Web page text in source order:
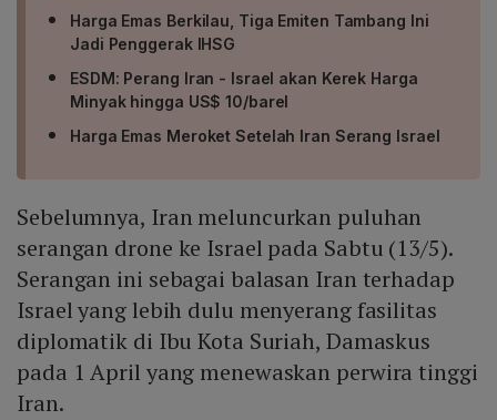
Harga Emas Berkilau, Tiga Emiten Tambang Ini
Jadi Penggerak IHSG
ESDM: Perang Iran - Israel akan Kerek Harga
Minyak hingga US$ 10/barel
Harga Emas Meroket Setelah Iran Serang Israel
Sebelumnya, Iran meluncurkan puluhan
serangan drone ke Israel pada Sabtu (13/5).
Serangan ini sebagai balasan Iran terhadap
Israel yang lebih dulu menyerang fasilitas
diplomatik di Ibu Kota Suriah, Damaskus
pada 1 April yang menewaskan perwira tinggi
Iran.